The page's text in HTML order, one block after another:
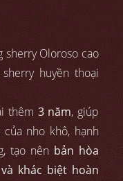
sherry Oloroso cao
huyền thoại
thêm 3 năm, giúp
nho khô, hạnh
tạo nên bản hòa
khác biệt hoàn